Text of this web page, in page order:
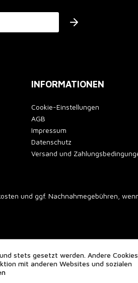
INFORMATIONEN
Cookie-Einstellungen
AGB
Impressum
Datenschutz
Versand und
und ggf. Nachnahmegebühren,
stets gesetzt werden. Andere
mit anderen Websites und sozialen